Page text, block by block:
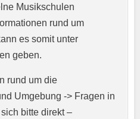
Musikschulen
rund um
es somit unter
geben.
rund um die
Umgebung -> Fragen in
bitte direkt –